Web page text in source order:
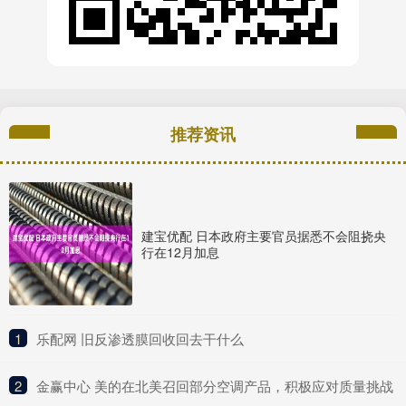
推荐资讯
建宝优配 日本政府主要官员据悉不会阻挠央
行在12月加息
1 ​乐配网 旧反渗透膜回收回去干什么
2 ​金赢中心 美的在北美召回部分空调产品，积极应对质量挑战